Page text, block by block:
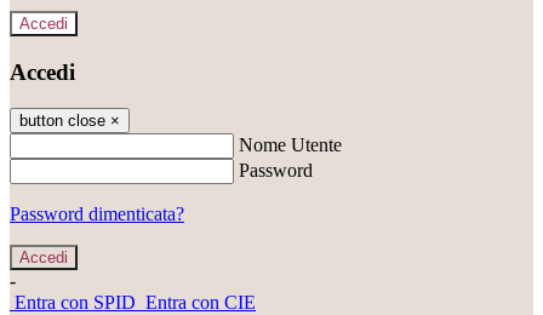
Accedi
Accedi
button close ×
Nome Utente
Password
Password dimenticata?
-
Entra con SPID Entra con CIE